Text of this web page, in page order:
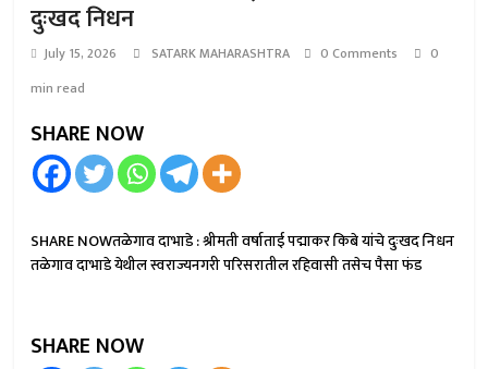
दुःखद निधन
July 15, 2026 SATARK MAHARASHTRA 0 Comments
0
min read
SHARE NOW
SHARE NOWतळेगाव दाभाडे : श्रीमती वर्षाताई पद्माकर किबे यांचे दुःखद निधन
तळेगाव दाभाडे येथील स्वराज्यनगरी परिसरातील रहिवासी तसेच पैसा फंड
SHARE NOW